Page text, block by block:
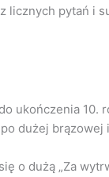
licznych pytań i
ukończenia 10.
dużej brązowej
o dużą „Za